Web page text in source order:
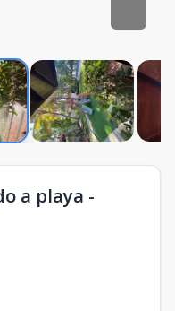
a playa -